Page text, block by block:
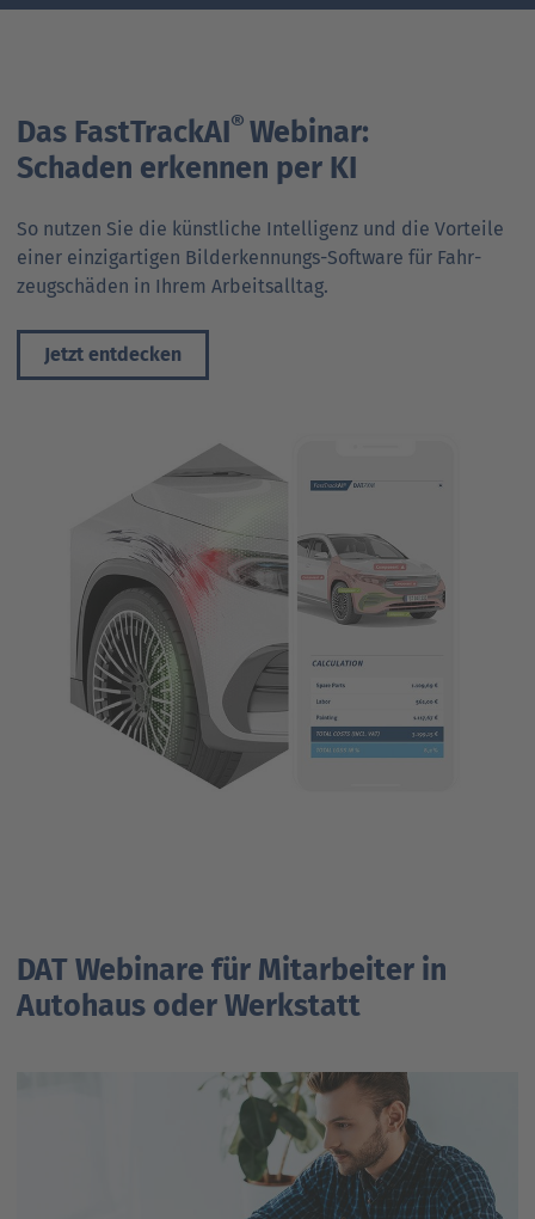
Das FastTrackAI® Webinar:
Schaden erkennen per KI
So nutzen Sie die künstliche Intelligenz und die Vorteile
einer einzigartigen Bild­erkennungs-Software für Fahr­
zeug­schäden in Ihrem Arbeits­alltag.
Jetzt entdecken
DAT Webinare für Mitarbeiter in
Autohaus oder Werkstatt